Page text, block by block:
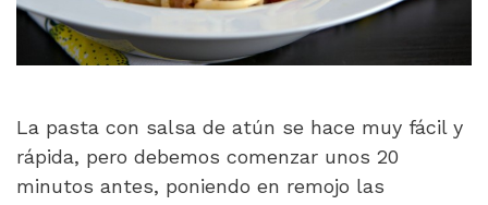
La pasta con salsa de atún se hace muy fácil y
rápida, pero debemos comenzar unos 20
minutos antes, poniendo en remojo las